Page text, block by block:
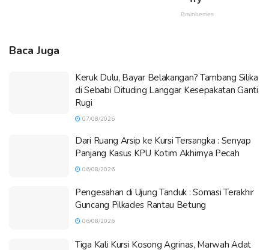
Baca Juga
Keruk Dulu, Bayar Belakangan? Tambang Silika
di Sebabi Dituding Langgar Kesepakatan Ganti
Rugi
07/08/2026
Dari Ruang Arsip ke Kursi Tersangka : Senyap
Panjang Kasus KPU Kotim Akhirnya Pecah
06/08/2026
Pengesahan di Ujung Tanduk : Somasi Terakhir
Guncang Pilkades Rantau Betung
06/08/2026
Tiga Kali Kursi Kosong Agrinas, Marwah Adat